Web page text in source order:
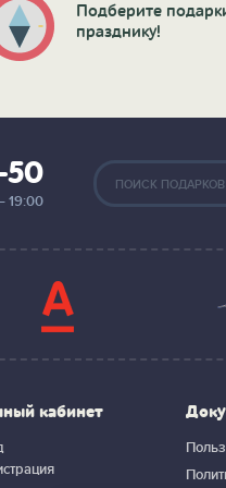
Подберите
празднику!
50
19:00
кабинет